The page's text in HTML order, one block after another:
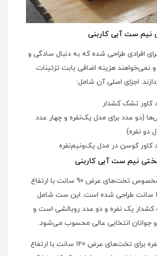
نیم ست آبی کاربنی
افرادی طراحی شده که به دنبال سادگی و
نمی‌خواهند هزینه اضافی بابت تزئینات
اجزای اصلی آن شامل:
کاور تشک کشدار
(دو عدد برای مدل یک‌نفره و چهار عدد
دو نفره)
کاور کوسن در مدل یک‌ونیم‌نفره
نیم ست آبی کاربنی
مدل یک‌نفره مخصوص تخت‌های عرض 90 سانت با ارتفاع
تشک 20 تا 22 سانت طراحی شده است. این ست شامل
یک نفره و دو عدد روبالشی است و
و جوانان انتخابی عالی محسوب می‌شود.
مدل یک‌ونیم‌نفره برای تخت‌های عرض 120 سانت با ارتفاع